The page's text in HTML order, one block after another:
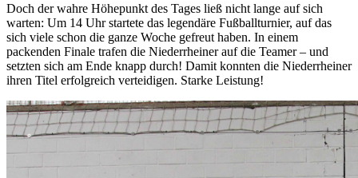
Doch der wahre Höhepunkt des Tages ließ nicht lange auf sich
warten: Um 14 Uhr startete das legendäre Fußballturnier, auf das
sich viele schon die ganze Woche gefreut haben. In einem
packenden Finale trafen die Niederrheiner auf die Teamer – und
setzten sich am Ende knapp durch! Damit konnten die Niederrheiner
ihren Titel erfolgreich verteidigen. Starke Leistung!